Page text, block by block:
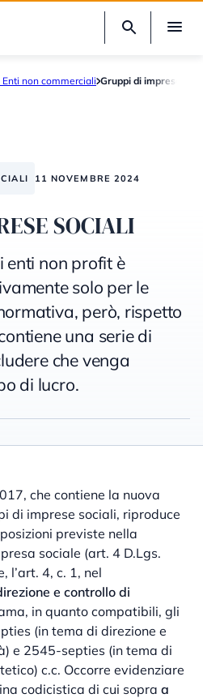
Enti non commerciali Gruppi di imprese
11 NOVEMBRE 2024
SOCIALI
enti non profit è
solo per le
però, rispetto
una serie di
che venga
di lucro.
che contiene la nuova
di imprese sociali, riproduce
previste nella
sociale (art. 4 D.Lgs.
l’art. 4, c. 1, nel
e controllo di
in quanto compatibili, gli
(in tema di direzione e
e 2545-septies (in tema di
c.c. Occorre evidenziare
codicistica di cui sopra a